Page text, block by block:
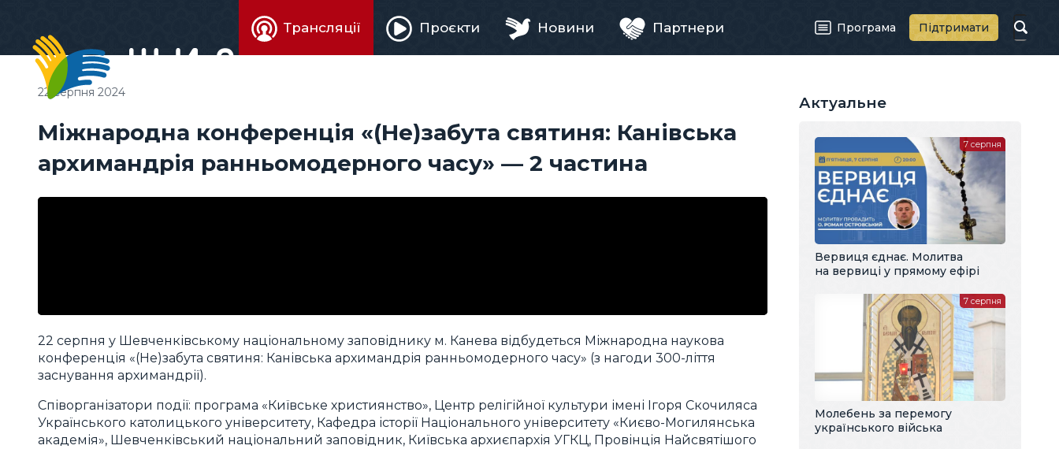
Живе
телебачення
Трансляції Проєкти Новини Партнери Програма Підтримати
Міжнародна конференція «(Не)забута святиня: Канівська
архимандрія ранньомодерного часу» — 2 частина
22 серпня 2024
22 серпня у Шевченківському національному заповіднику м. Канева відбудеться Міжнародна наукова
конференція «(Не)забута святиня: Канівська архимандрія ранньомодерного часу» (з нагоди 300-ліття
заснування архимандрії).
Співорганізатори події: програма «Київське християнство», Центр релігійної культури імені Ігоря Скочиляса
Українського католицького університету, Кафедра історії Національного університету «Києво-Могилянська
академія», Шевченківський національний заповідник, Київська архиєпархія УГКЦ, Провінція Найсвятішого
Актуальне
Вервиця єднає. Молитва
на вервиці у прямому ефірі
7 серпня
Молебень за перемогу
українського війська
7 серпня